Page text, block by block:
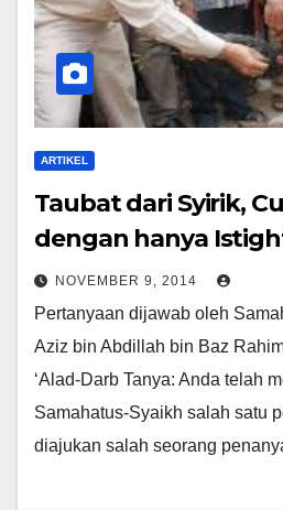
ARTIKEL
Taubat dari Syirik,
dengan hanya
NOVEMBER 9, 2014
Pertanyaan dijawab oleh
Aziz bin Abdillah bin Baz
‘Alad-Darb Tanya: Anda telah
Samahatus-Syaikh salah satu
diajukan salah seorang